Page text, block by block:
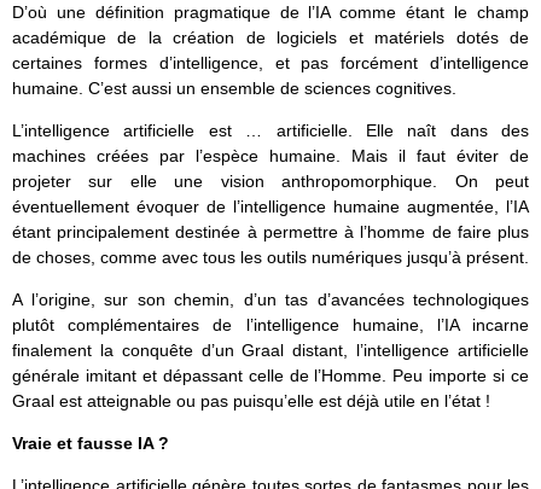
D’où une définition pragmatique de l’IA comme étant le champ
académique de la création de logiciels et matériels dotés de
certaines formes d’intelligence, et pas forcément d’intelligence
humaine. C’est aussi un ensemble de sciences cognitives.
L’intelligence artificielle est … artificielle. Elle naît dans des
machines créées par l’espèce humaine. Mais il faut éviter de
projeter sur elle une vision anthropomorphique. On peut
éventuellement évoquer de l’intelligence humaine augmentée, l’IA
étant principalement destinée à permettre à l’homme de faire plus
de choses, comme avec tous les outils numériques jusqu’à présent.
A l’origine, sur son chemin, d’un tas d’avancées technologiques
plutôt complémentaires de l’intelligence humaine, l’IA incarne
finalement la conquête d’un Graal distant, l’intelligence artificielle
générale imitant et dépassant celle de l’Homme. Peu importe si ce
Graal est atteignable ou pas puisqu’elle est déjà utile en l’état !
Vraie et fausse IA ?